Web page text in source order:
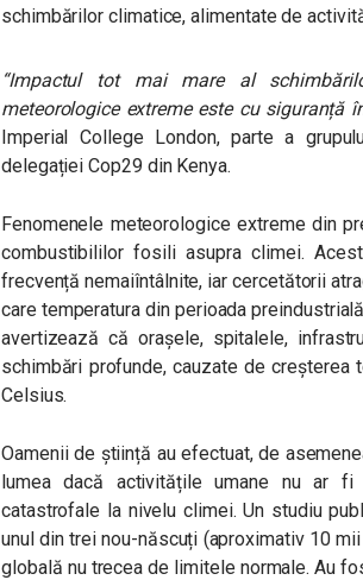
schimbărilor climatice, alimentate de
“Impactul tot mai mare al
meteorologice extreme este cu siguranță
Imperial College London, parte a
delegației Cop29 din Kenya.
Fenomenele meteorologice extreme din
combustibililor fosili asupra climei.
frecvență nemaiîntâlnite, iar cercetătorii
care temperatura din perioada
avertizează că orașele, spitalele,
schimbări profunde, cauzate de
Celsius.
Oamenii de știință au efectuat, de
lumea dacă activitățile umane nu ar
catastrofale la nivelu climei. Un studiu
unul din trei nou-născuți (aproximativ 10
globală nu trecea de limitele normale. Au